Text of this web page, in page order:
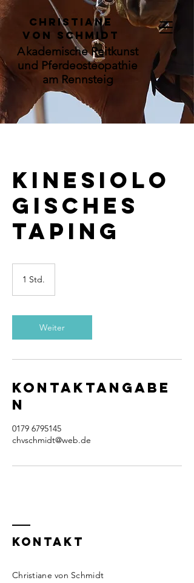
C hristiane
von Schmidt
Akademische Reitkunst
und Pferdeosteopathie
am Rennsteig
Kinesiolo
gisches
Taping
1 Std.
d
Weiter
Kontaktangabe
n
0179 6795145
chvschmidt@web.de
KONTAKT
Christiane von Schmidt